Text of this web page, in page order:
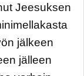
Jeesuksen
jälkeen
jälleen